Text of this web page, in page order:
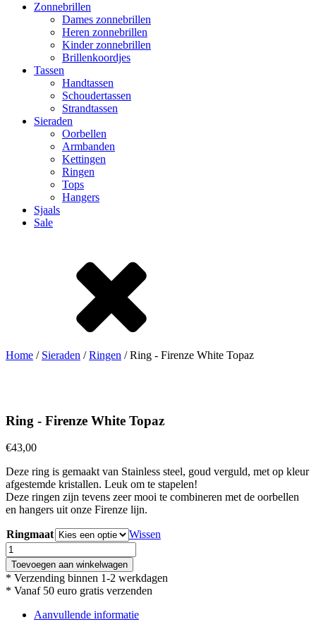
Zonnebrillen
Dames zonnebrillen
Heren zonnebrillen
Kinder zonnebrillen
Brillenkoordjes
Tassen
Handtassen
Schoudertassen
Strandtassen
Sieraden
Oorbellen
Armbanden
Kettingen
Ringen
Tops
Hangers
Sjaals
Sale
Home / Sieraden /Ringen / Ring - Firenze White Topaz
Ring - Firenze White Topaz
€43,00
Deze ring is gemaakt van Stainless steel, goud verguld, met op kleur
afgestemde kristallen. Leuk om te stapelen!
Deze ringen zijn tevens zeer mooi te combineren met de oorbellen
en hangers uit onze Firenze lijn.
Ringmaat
Wissen
Ring
-
Firenze
White
Topaz
aantal
Toevoegen aan winkelwagen
* Verzending binnen 1-2 werkdagen
* Vanaf 50 euro gratis verzenden
Aanvullende informatie